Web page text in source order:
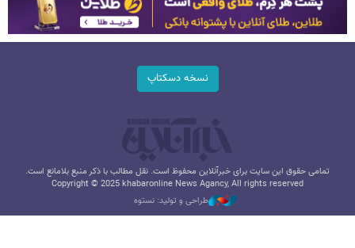
نسخه دسکتاپ
تمامی حقوق این سایت برای خبرآنلاین محفوظ است. نقل مطالب با ذکر منبع بلامانع است.
Copyright © 2025 khabaronline News Agancy, All rights reserved
طراحی و تولید: نستوه